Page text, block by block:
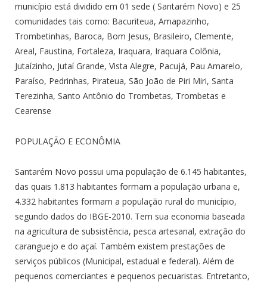
município está dividido em 01 sede ( Santarém Novo) e 25
comunidades tais como: Bacuriteua, Amapazinho,
Trombetinhas, Baroca, Bom Jesus, Brasileiro, Clemente,
Areal, Faustina, Fortaleza, Iraquara, Iraquara Colônia,
Jutaízinho, Jutaí Grande, Vista Alegre, Pacujá, Pau Amarelo,
Paraíso, Pedrinhas, Pirateua, São João de Piri Miri, Santa
Terezinha, Santo Antônio do Trombetas, Trombetas e
Cearense
POPULAÇÃO E ECONÔMIA
Santarém Novo possui uma população de 6.145 habitantes,
das quais 1.813 habitantes formam a população urbana e,
4.332 habitantes formam a população rural do município,
segundo dados do IBGE-2010. Tem sua economia baseada
na agricultura de subsistência, pesca artesanal, extração do
caranguejo e do açaí. Também existem prestações de
serviços públicos (Municipal, estadual e federal). Além de
pequenos comerciantes e pequenos pecuaristas. Entretanto,